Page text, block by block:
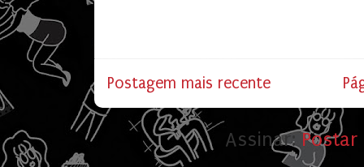
Postagem mais recente
Assinar: